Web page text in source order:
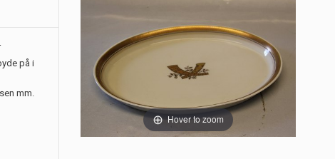
på i
mm.
Hover to zoom